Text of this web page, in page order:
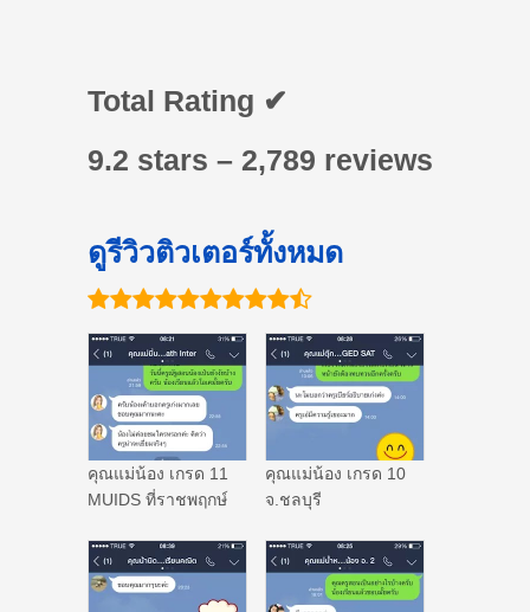
Total Rating ✔
9.2 stars – 2,789 reviews
ดูรีวิวติวเตอร์ทั้งหมด
คุณแม่น้อง เกรด 11
MUIDS ที่ราชพฤกษ์
คุณแม่น้อง เกรด 10
จ.ชลบุรี